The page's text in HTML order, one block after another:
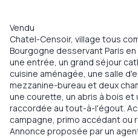
Vendu
Chatel-Censoir, village tous
Bourgogne desservant Paris
une entrée, un grand séjour
cuisine aménagée, une salle
mezzanine-bureau et deux
une courette, un abris à bois
raccordée au tout-à-l'égout.
campagne, primo accédant ou
Annonce proposée par un